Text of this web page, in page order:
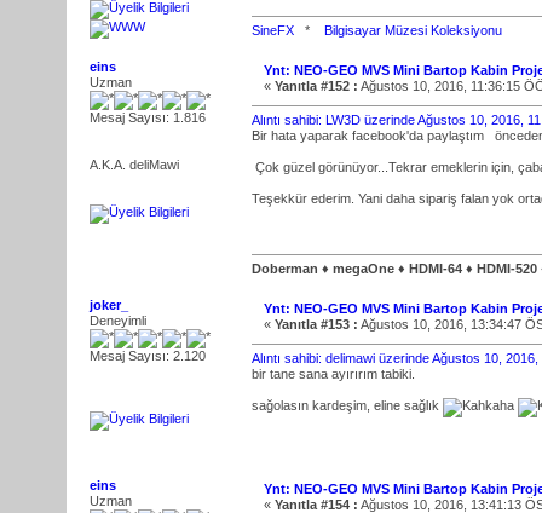
SineFX * Bilgisayar Müzesi Koleksiyonu
eins
Uzman
Mesaj Sayısı: 1.816
A.K.A. deliMawi
Ynt: NEO-GEO MVS Mini Bartop Kabin
« Yanıtla #152 : Ağustos 10, 2016, 11:36:15
Alıntı sahibi: LW3D üzerinde Ağustos 10, 2016,
Bir hata yaparak facebook'da paylaştım
Çok güzel görünüyor...Tekrar emeklerin için,
Teşekkür ederim. Yani daha sipariş falan yok
Doberman ♦ megaOne ♦ HDMI-64 ♦ HDMI-
joker_
Deneyimli
Mesaj Sayısı: 2.120
Ynt: NEO-GEO MVS Mini Bartop Kabin
« Yanıtla #153 : Ağustos 10, 2016, 13:34:47
Alıntı sahibi: delimawi üzerinde Ağustos 10,
bir tane sana ayırırım tabiki.
sağolasın kardeşim, eline sağlık
eins
Uzman
Ynt: NEO-GEO MVS Mini Bartop Kabin
« Yanıtla #154 : Ağustos 10, 2016, 13:41:13